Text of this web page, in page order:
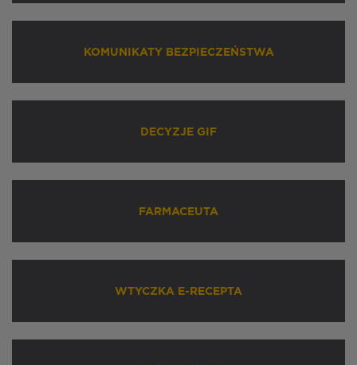
KOMUNIKATY BEZPIECZEŃSTWA
DECYZJE GIF
FARMACEUTA
WTYCZKA E-RECEPTA